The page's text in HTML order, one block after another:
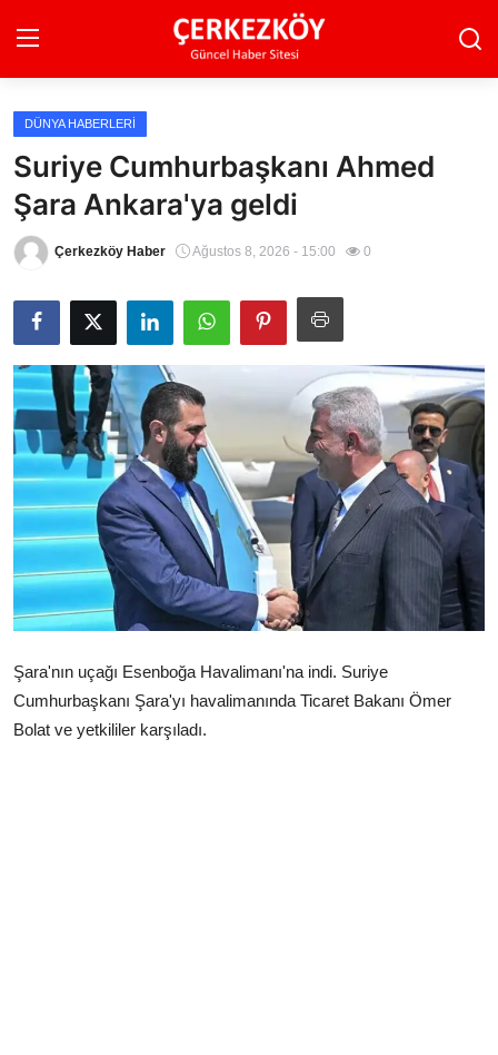
Ana Sayfa
Son Dakika
Ekonomi Haberleri
Magazin Haberleri
Spor Haberleri
Teknoloji Haberleri
Dünya Haberleri
Çerkezköy
DÜNYA HABERLERI
Suriye Cumhurbaşkanı Ahmed
Şara Ankara'ya geldi
Çerkezköy Haber Ağustos 8, 2026 - 15:00 0
Şara'nın uçağı Esenboğa Havalimanı'na indi. Suriye
Cumhurbaşkanı Şara'yı havalimanında Ticaret Bakanı Ömer
Bolat ve yetkililer karşıladı.